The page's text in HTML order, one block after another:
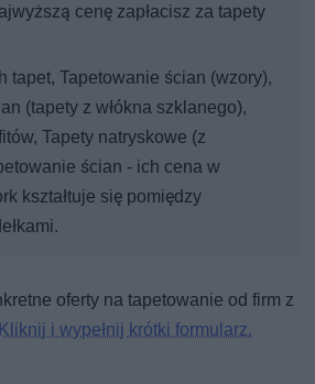
cenę zapłacisz za tapety
tapet, Tapetowanie ścian (wzory),
(tapety z włókna szklanego),
Tapety natryskowe (z
ścian - ich cena w
kształtuje się pomiędzy
oferty na tapetowanie od firm z
Kliknij i wypełnij krótki formularz.